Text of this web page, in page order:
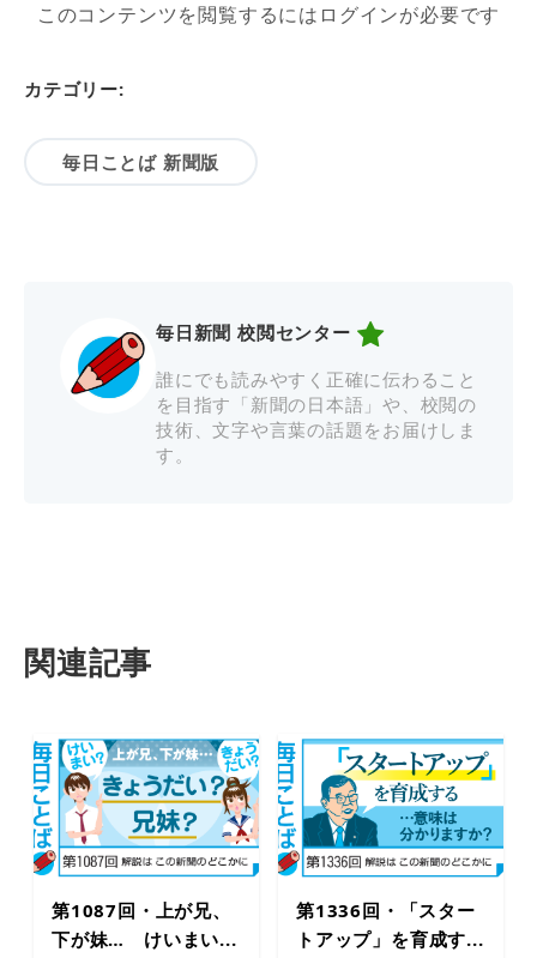
このコンテンツを閲覧するにはログインが必要です
カテゴリー:
毎日ことば 新聞版
毎日新聞 校閲センター
誰にでも読みやすく正確に伝わること
を目指す「新聞の日本語」や、校閲の
技術、文字や言葉の話題をお届けしま
す。
関連記事
第1087回・上が兄、
下が妹… けいまい...
第1336回・「スター
トアップ」を育成す...